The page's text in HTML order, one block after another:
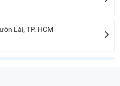
Lài, TP. HCM